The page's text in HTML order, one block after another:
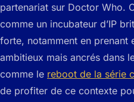
partenariat sur Doctor Who.
comme un incubateur d’IP
forte, notamment en prenant
ambitieux mais ancrés dans
comme le reboot de la série
de profiter de ce contexte